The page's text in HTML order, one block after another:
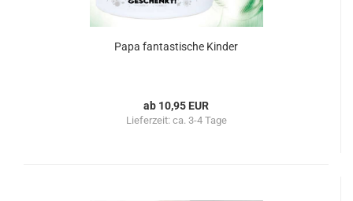
Papa fantastische Kinder
ab 10,95 EUR
Lieferzeit: ca. 3-4 Tage